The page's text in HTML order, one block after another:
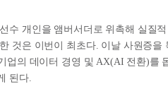
수 개인을 앰버서더로 위촉해 실질적
것은 이번이 최초다. 이날 사원증을
업의 데이터 경영 및 AX(AI 전환)를
된다.